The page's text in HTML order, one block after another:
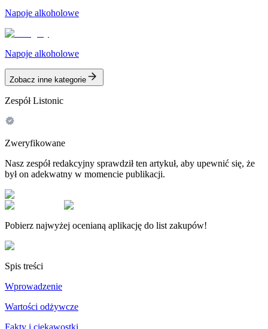
Napoje alkoholowe
Napoje alkoholowe
Zobacz inne kategorie
Zespół Listonic
Zweryfikowane
Nasz zespół redakcyjny sprawdził ten artykuł, aby upewnić się, że
był on adekwatny w momencie publikacji.
Pobierz najwyżej ocenianą aplikację do list zakupów!
Spis treści
Wprowadzenie
Wartości odżywcze
Fakty i ciekawostki